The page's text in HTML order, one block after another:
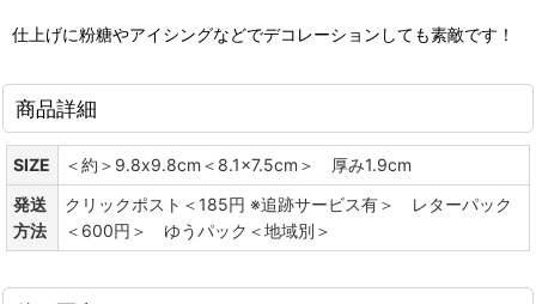
仕上げに粉糖やアイシングなどでデコレーションしても素敵です！
商品詳細
SIZE
＜約＞9.8x9.8cm＜8.1x7.5cm＞ 厚み1.9cm
発送
方法
クリックポスト＜185円 ※追跡サービス有＞ レターパック
＜600円＞ ゆうパック＜地域別＞